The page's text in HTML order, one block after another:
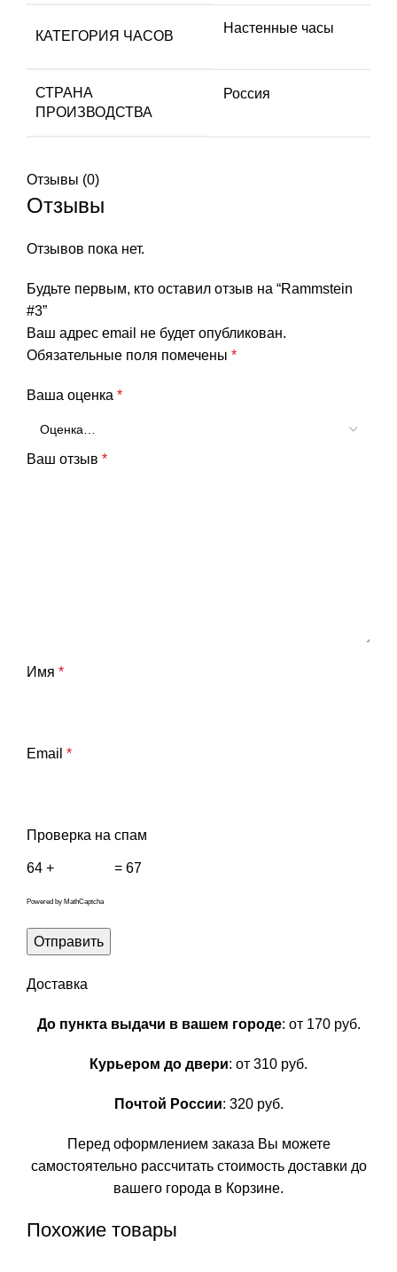
КАТЕГОРИЯ ЧАСОВ
Настенные часы
СТРАНА
ПРОИЗВОДСТВА
Россия
Отзывы (0)
Отзывы
Отзывов пока нет.
Будьте первым, кто оставил отзыв на “Rammstein
#3”
Ваш адрес email не будет опубликован.
Обязательные поля помечены *
Ваша оценка *
Ваш отзыв *
Имя *
Email *
Проверка на спам
64 + = 67
Powered by MathCaptcha
Доставка
До пункта выдачи в вашем городе: от 170 руб.
Курьером до двери: от 310 руб.
Почтой России: 320 руб.
Перед оформлением заказа Вы можете
самостоятельно рассчитать стоимость доставки до
вашего города в Корзине.
Похожие товары